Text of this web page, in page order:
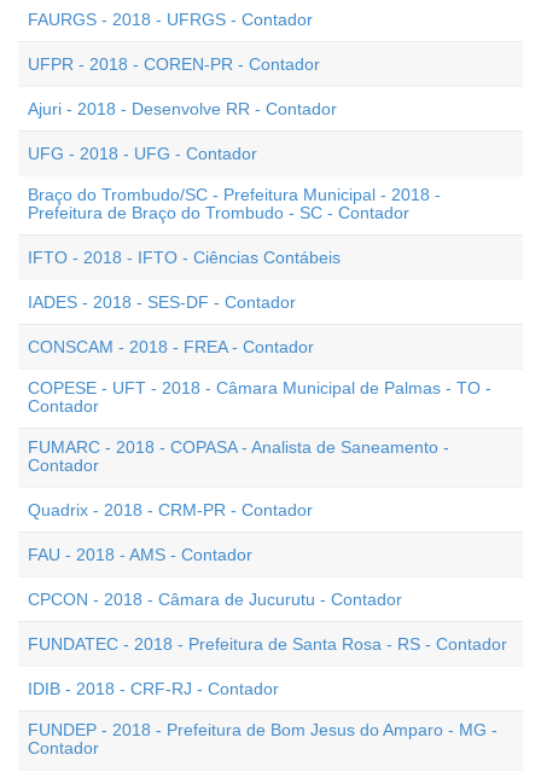
FAURGS - 2018 - UFRGS - Contador
UFPR - 2018 - COREN-PR - Contador
Ajuri - 2018 - Desenvolve RR - Contador
UFG - 2018 - UFG - Contador
Braço do Trombudo/SC - Prefeitura Municipal - 2018 -
Prefeitura de Braço do Trombudo - SC - Contador
IFTO - 2018 - IFTO - Ciências Contábeis
IADES - 2018 - SES-DF - Contador
CONSCAM - 2018 - FREA - Contador
COPESE - UFT - 2018 - Câmara Municipal de Palmas - TO -
Contador
FUMARC - 2018 - COPASA - Analista de Saneamento -
Contador
Quadrix - 2018 - CRM-PR - Contador
FAU - 2018 - AMS - Contador
CPCON - 2018 - Câmara de Jucurutu - Contador
FUNDATEC - 2018 - Prefeitura de Santa Rosa - RS - Contador
IDIB - 2018 - CRF-RJ - Contador
FUNDEP - 2018 - Prefeitura de Bom Jesus do Amparo - MG -
Contador